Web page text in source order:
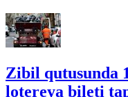
Zibil qutusunda
lotereya bileti